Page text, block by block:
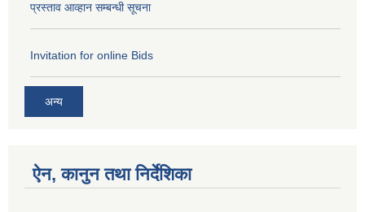
प्रस्ताव आव्हान सम्बन्धी सूचना
Invitation for online Bids
अन्य
ऐन, कानुन तथा निर्देशिका